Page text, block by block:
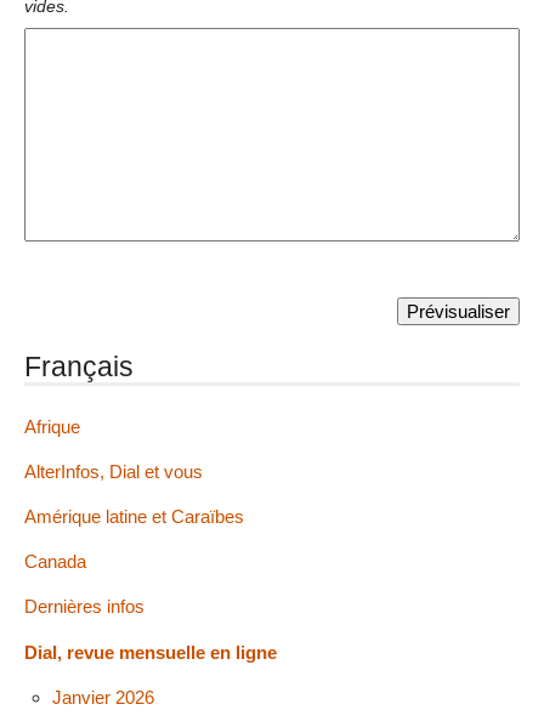
vides.
Français
Afrique
AlterInfos, Dial et vous
Amérique latine et Caraïbes
Canada
Dernières infos
Dial, revue mensuelle en ligne
Janvier 2026